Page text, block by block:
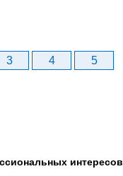
3 4 5
интересов